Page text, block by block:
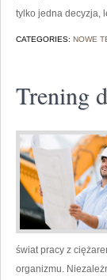
tylko jedna decyzja,
CATEGORIES: NOWE
Trening
świat pracy z
organizmu.